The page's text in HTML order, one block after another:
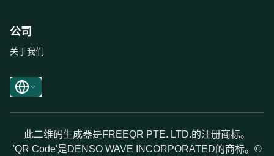
公司
关于我们
此二维码生成器是FREEQR PTE. LTD.的注册商标。
'QR Code'是DENSO WAVE INCORPORATED的商标。©